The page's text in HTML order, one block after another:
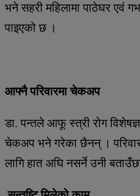
भने सहरी महिलामा पाठेघर एवं
पाइएको छ ।
आफ्नै परिवारमा चेकअप
डा. पन्तले आफू स्त्री रोग
चेकअप भने गरेका छैनन् ।
लागि हात अघि नसर्ने उनी